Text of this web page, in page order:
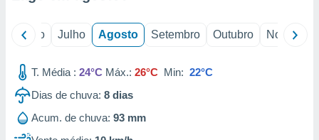
Junho Julho Agosto Setembro Outubro Novembro
T. Média : 24°C Máx.: 26°C Min: 22°C
Dias de chuva: 8 dias
Acum. de chuva: 93 mm